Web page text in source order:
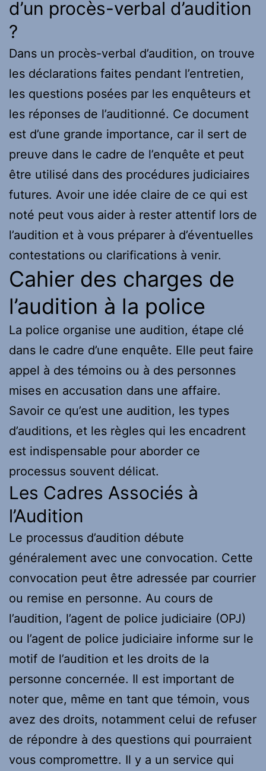
d’un procès-verbal d’audition
?
Dans un procès-verbal d’audition, on trouve
les déclarations faites pendant l’entretien,
les questions posées par les enquêteurs et
les réponses de l’auditionné. Ce document
est d’une grande importance, car il sert de
preuve dans le cadre de l’enquête et peut
être utilisé dans des procédures judiciaires
futures. Avoir une idée claire de ce qui est
noté peut vous aider à rester attentif lors de
l’audition et à vous préparer à d’éventuelles
contestations ou clarifications à venir.
Cahier des charges de
l’audition à la police
La police organise une audition, étape clé
dans le cadre d’une enquête. Elle peut faire
appel à des témoins ou à des personnes
mises en accusation dans une affaire.
Savoir ce qu’est une audition, les types
d’auditions, et les règles qui les encadrent
est indispensable pour aborder ce
processus souvent délicat.
Les Cadres Associés à
l’Audition
Le processus d’audition débute
généralement avec une convocation. Cette
convocation peut être adressée par courrier
ou remise en personne. Au cours de
l’audition, l’agent de police judiciaire (OPJ)
ou l’agent de police judiciaire informe sur le
motif de l’audition et les droits de la
personne concernée. Il est important de
noter que, même en tant que témoin, vous
avez des droits, notamment celui de refuser
de répondre à des questions qui pourraient
vous compromettre. Il y a un service qui